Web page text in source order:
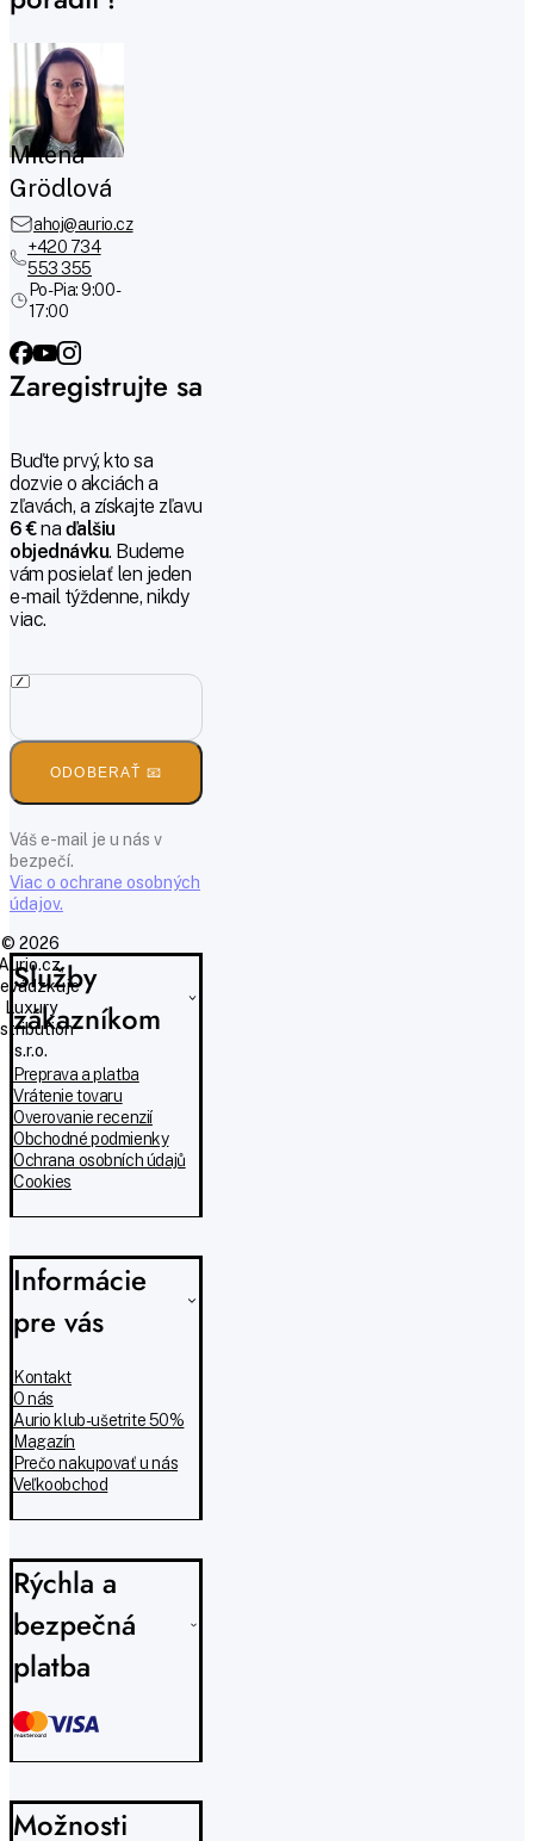
Milena
Grödlová
ahoj@aurio.cz
+420 734
553 355
Po-Pia: 9:00 -
17:00
Služby
zákazníkom
Preprava a platba
Vrátenie tovaru
Overovanie recenzií
Obchodné podmienky
Ochrana osobních údajů
Cookies
Informácie
pre vás
Kontakt
O nás
Aurio klub - ušetrite 50%
Magazín
Prečo nakupovať u nás
Veľkoobchod
Zaregistrujte sa
Buďte prvý, kto sa
dozvie o akciách a
zľavách, a získajte zľavu
6 €na ďalšiu
objednávku. Budeme
vám posielať len jeden
e-mail týždenne, nikdy
viac.
ODOBERAŤ 📧
Váš e-mail je u nás v
bezpečí.
Viac o ochrane osobných
údajov.
Rýchla a
bezpečná
platba
Možnosti
© 2026
Luxury
s.r.o.